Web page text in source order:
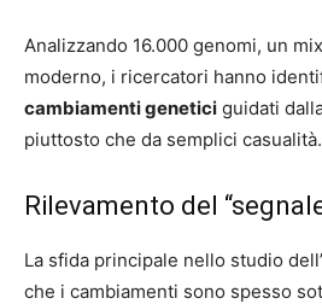
Analizzando 16.000 genomi, un
moderno, i ricercatori hanno
cambiamenti genetici guidati
piuttosto che da semplici casualità.
Rilevamento del
La sfida principale nello studio
che i cambiamenti sono spesso